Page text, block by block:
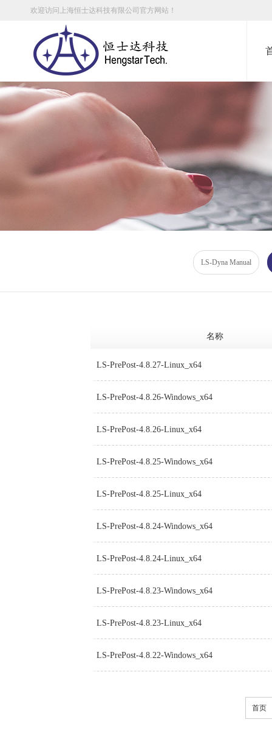
欢迎访问上海恒士达科技有限公司官方网站！
LS-Dyna Manual
名称
LS-PrePost-4.8.27-Linux_x64
LS-PrePost-4.8.26-Windows_x64
LS-PrePost-4.8.26-Linux_x64
LS-PrePost-4.8.25-Windows_x64
LS-PrePost-4.8.25-Linux_x64
LS-PrePost-4.8.24-Windows_x64
LS-PrePost-4.8.24-Linux_x64
LS-PrePost-4.8.23-Windows_x64
LS-PrePost-4.8.23-Linux_x64
LS-PrePost-4.8.22-Windows_x64
首页